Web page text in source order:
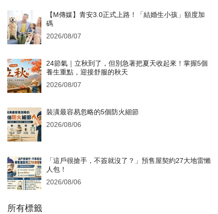
【M傳媒】青安3.0正式上路！「結婚生小孩」額度加
碼
2026/08/07
24節氣｜立秋到了，但別急著把夏天收起來！掌握5個
養生重點，迎接舒服的秋天
2026/08/07
裝潢最容易忽略的5個防火細節
2026/08/06
「這戶很搶手，不簽就沒了？」預售屋契約27大地雷懶
人包！
2026/08/06
所有標籤